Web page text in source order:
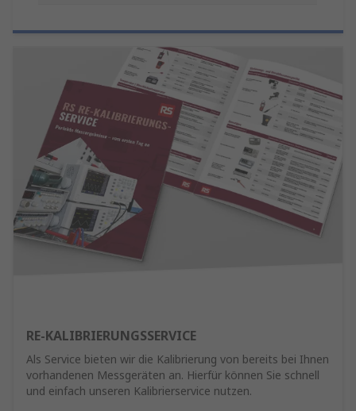
RE-KALIBRIERUNGSSERVICE
Als Service bieten wir die Kalibrierung von bereits bei Ihnen
vorhandenen Messgeräten an. Hierfür können Sie schnell
und einfach unseren Kalibrierservice nutzen.